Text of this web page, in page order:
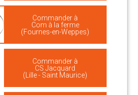
Commander à
Com à la ferme
(Fournes-en-Weppes)
Commander à
CS Jacquard
(Lille - Saint Maurice)